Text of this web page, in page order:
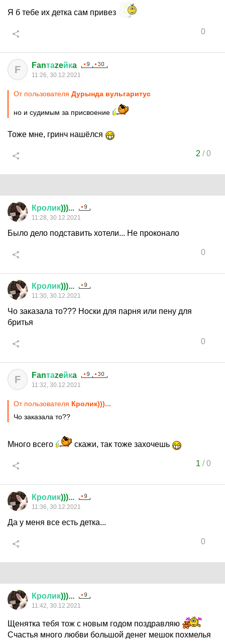
Я б тебе их детка сам привез
0
F Fanтаzeйкa
11:26, 30.12.2021
От пользователя Дурында вульгаритус
но и судимым за присвоение
Тоже мне, гринч нашёлся
2 /0
Кролик)))...
11:28, 30.12.2021
Было дело подставить хотели... Не проконало
0
Кролик)))...
11:30, 30.12.2021
Чо заказала то??? Носки для парня или пену для
бритья
0
F Fanтаzeйкa
11:32, 30.12.2021
От пользователя Кролик)))...
Чо заказала то??
Много всего скажи, так тоже захочешь
1 /0
Кролик)))...
11:36, 30.12.2021
Да у меня все есть детка...
0
Кролик)))...
11:42, 30.12.2021
Щенятка тебя тож с новым годом поздравляю
Счастья много любви большой денег мешок похмелья